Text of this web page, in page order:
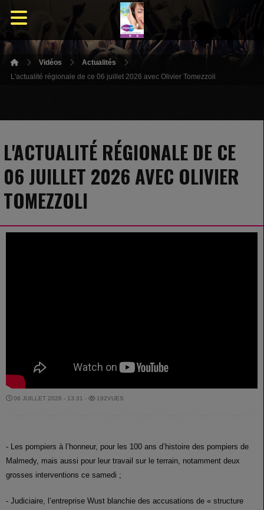
Vidéos
Actualités
L'actualité régionale de ce 06 juillet 2026 avec Olivier Tomezzoli
L'ACTUALITÉ RÉGIONALE DE CE
06 JUILLET 2026 AVEC OLIVIER
TOMEZZOLI
06 JUILLET 2026 - 13:31 - 192VUES
- Les pompiers à l’honneur, pour les 100 ans d’histoire des pompiers de
Malmedy, mais aussi pour leur travail sur le terrain, notamment deux
grosses interventions ce samedi ;
- Judiciaire, l’entreprise Wust blanchie des accusations de « structure